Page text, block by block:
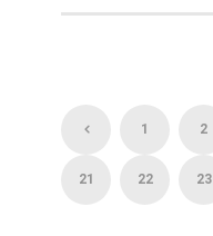
1 2
21 22 23